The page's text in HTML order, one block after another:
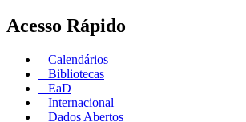
Acesso Rápido
Calendários
Bibliotecas
EaD
Internacional
Dados Abertos